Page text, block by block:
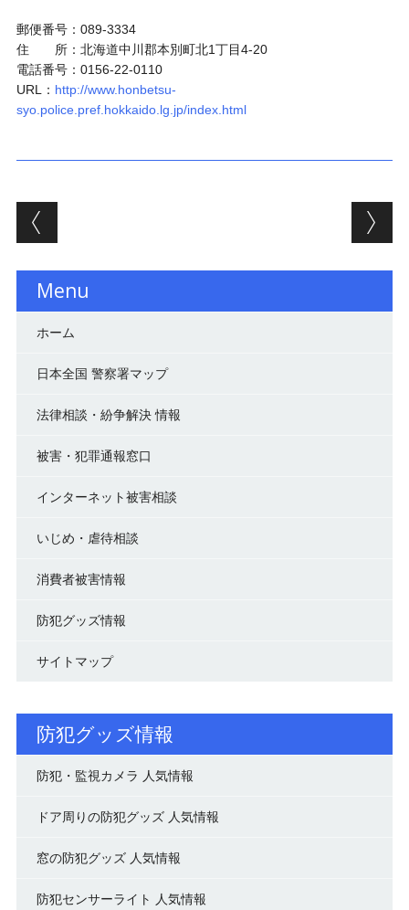
郵便番号：089-3334
住 所：北海道中川郡本別町北1丁目4-20
電話番号：0156-22-0110
URL： http://www.honbetsu-
syo.police.pref.hokkaido.lg.jp/index.html
投稿ナビゲーション
Menu
ホーム
日本全国 警察署マップ
法律相談・紛争解決 情報
被害・犯罪通報窓口
インターネット被害相談
いじめ・虐待相談
消費者被害情報
防犯グッズ情報
サイトマップ
防犯グッズ情報
防犯・監視カメラ 人気情報
ドア周りの防犯グッズ 人気情報
窓の防犯グッズ 人気情報
防犯センサーライト 人気情報